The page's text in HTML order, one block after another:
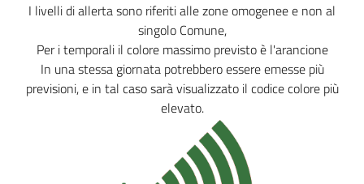
I livelli di allerta sono riferiti alle zone omogenee e non al
singolo Comune,
Per i temporali il colore massimo previsto è l'arancione
In una stessa giornata potrebbero essere emesse più
previsioni, e in tal caso sarà visualizzato il codice colore più
elevato.